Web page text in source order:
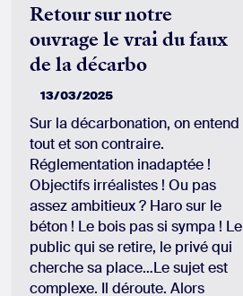
Retour sur notre
ouvrage le vrai du faux
de la décarbo
13/03/2025
Sur la décarbonation, on entend
tout et son contraire.
Réglementation inadaptée !
Objectifs irréalistes ! Ou pas
assez ambitieux ? Haro sur le
béton ! Le bois pas si sympa ! Le
public qui se retire, le privé qui
cherche sa place…Le sujet est
complexe. Il déroute. Alors